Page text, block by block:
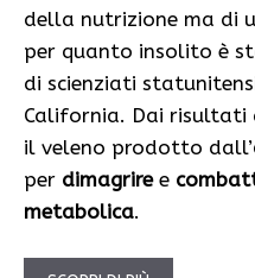
della nutrizione ma di
per quanto insolito è
di scienziati
California. Dai risultati
il veleno prodotto dall’
per dimagriree
metabolica.